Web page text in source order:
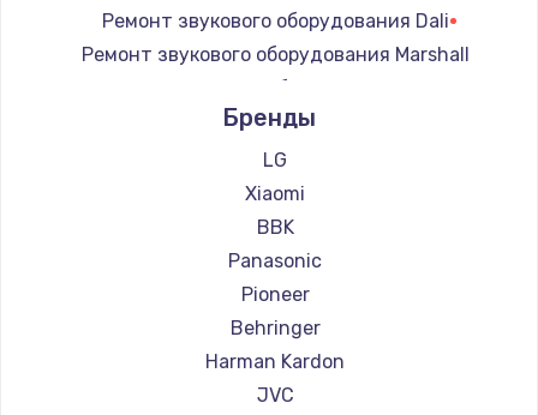
2400 руб.
Заказать
Ремонт тюнера
1200 руб.
Заказать
Ремонт платы картоприемника
1000 руб.
Заказать
Восстановление/замена диффузора
Ремонт звукового оборудования Dali
Ремонт звукового оборудования Marshall
Ремонт звукового оборудования Supra
Бренды
LG
Xiaomi
BBK
Panasonic
Pioneer
Behringer
Harman Kardon
JVC